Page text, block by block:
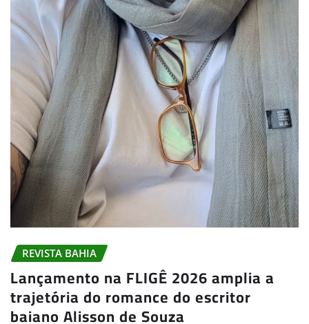
REVISTA BAHIA
Lançamento na FLIGÊ 2026 amplia a
trajetória do romance do escritor
baiano Alisson de Souza